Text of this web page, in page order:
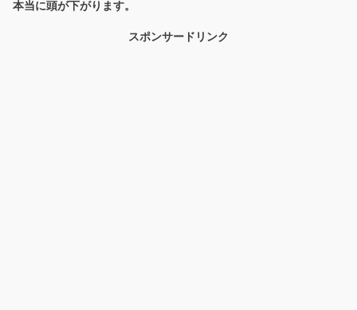
本当に頭が下がります。
スポンサードリンク